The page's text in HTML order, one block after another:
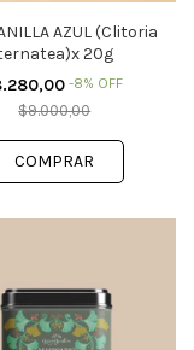
AZUL (Clitoria
20g
-8% OFF
$9.000,00